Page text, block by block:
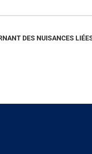
DES NUISANCES